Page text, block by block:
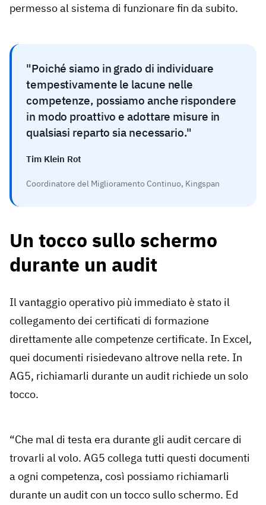
permesso al sistema di funzionare fin da subito.
Poiché siamo in grado di individuare
tempestivamente le lacune nelle
competenze, possiamo anche rispondere
in modo proattivo e adottare misure in
qualsiasi reparto sia necessario.
Tim Klein Rot
Coordinatore del Miglioramento Continuo, Kingspan
Un tocco sullo schermo
durante un audit
Il vantaggio operativo più immediato è stato il
collegamento dei certificati di formazione
direttamente alle competenze certificate. In Excel,
quei documenti risiedevano altrove nella rete. In
AG5, richiamarli durante un audit richiede un solo
tocco.
“Che mal di testa era durante gli audit cercare di
trovarli al volo. AG5 collega tutti questi documenti
a ogni competenza, così possiamo richiamarli
durante un audit con un tocco sullo schermo. Ed